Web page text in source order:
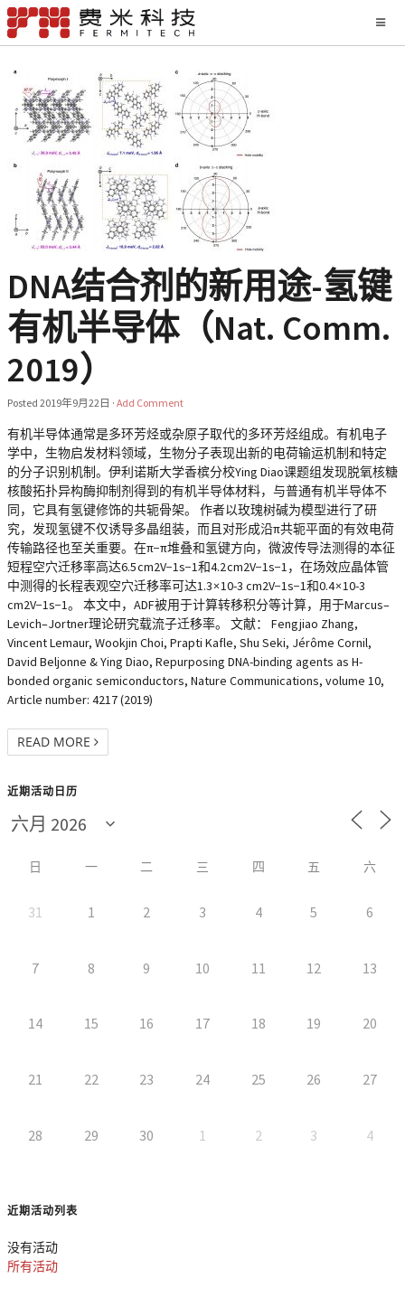
DNA结合剂的新用途-氢键
有机半导体（Nat. Comm.
2019）
Posted 2019年9月22日 · Add Comment
有机半导体通常是多环芳烃或杂原子取代的多环芳烃组成。有机电子
学中，生物启发材料领域，生物分子表现出新的电荷输运机制和特定
的分子识别机制。伊利诺斯大学香槟分校Ying Diao课题组发现脱氧核糖
核酸拓扑异构酶抑制剂得到的有机半导体材料，与普通有机半导体不
同，它具有氢键修饰的共轭骨架。 作者以玫瑰树碱为模型进行了研
究，发现氢键不仅诱导多晶组装，而且对形成沿π共轭平面的有效电荷
传输路径也至关重要。在π−π堆叠和氢键方向，微波传导法测得的本征
短程空穴迁移率高达6.5 cm2V−1s−1和4.2 cm2V−1s−1，在场效应晶体管
中测得的长程表观空穴迁移率可达1.3 × 10-3 cm2V−1s−1和0.4 × 10-3
cm2V−1s−1。 本文中，ADF被用于计算转移积分等计算，用于Marcus–
Levich–Jortner理论研究载流子迁移率。 文献： Fengjiao Zhang,
Vincent Lemaur, Wookjin Choi, Prapti Kafle, Shu Seki, Jérôme Cornil,
David Beljonne & Ying Diao, Repurposing DNA-binding agents as H-
bonded organic semiconductors, Nature Communications, volume 10,
Article number: 4217 (2019)
READ MORE
近期活动日历
日 一 二 三 四 五 六
31 1 2 3 4 5 6
7 8 9 10 11 12 13
14 15 16 17 18 19 20
21 22 23 24 25 26 27
28 29 30 1 2 3 4
近期活动列表
没有活动
所有活动